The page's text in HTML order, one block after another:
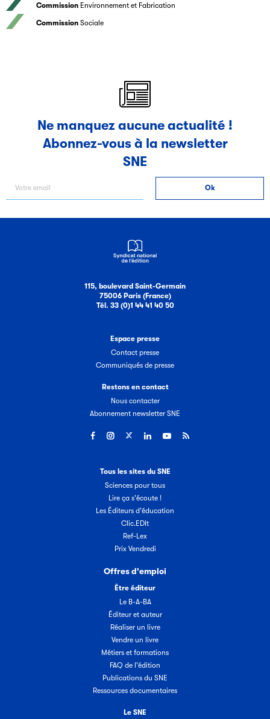
Commission Environnement et Fabrication
Commission Sociale
Ne manquez aucune actualité !
Abonnez-vous à la newsletter
SNE
115, boulevard Saint-Germain
75006 Paris (France)
Tél. 33 (0)1 44 41 40 50
Espace presse
Contact presse
Communiqués de presse
Restons en contact
Nous contacter
Abonnement newsletter SNE
Tous les sites du SNE
Sciences pour tous
Lire ça s'écoute !
Les Éditeurs d'éducation
Clic.EDIt
Ref-Lex
Prix Vendredi
Offres d'emploi
Être éditeur
Le B-A-BA
Éditeur et auteur
Réaliser un livre
Vendre un livre
Métiers et formations
FAQ de l'édition
Publications du SNE
Ressources documentaires
Le SNE